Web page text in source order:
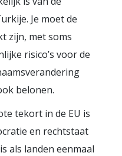
Je moet de
zijn, met soms
risico’s voor de
belonen.
tekort in de EU is
en rechtstaat
als landen eenmaal